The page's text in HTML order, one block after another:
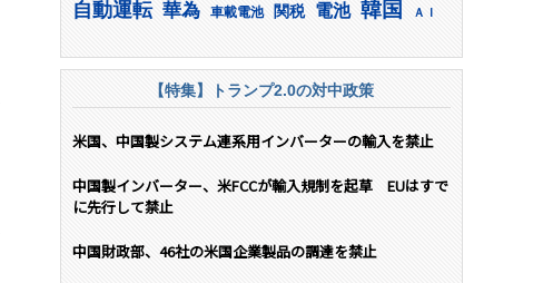
自動運転 華為 車載電池 関税 電池 韓国 ＡＩ
【特集】トランプ2.0の対中政策
米国、中国製システム連系用インバーターの輸入を禁止
中国製インバーター、米FCCが輸入規制を起草 EUはすで
に先行して禁止
中国財政部、46社の米国企業製品の調達を禁止